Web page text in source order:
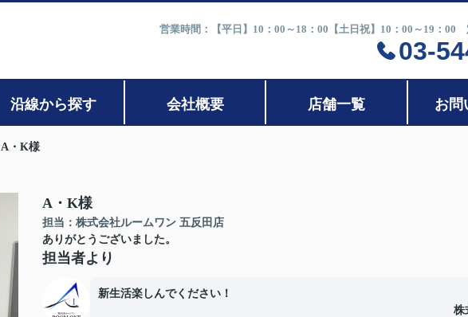
営業時間：【平日】10：00～18：00【土日祝】10：00～19：00
03-
沿線から探す 会社概要 店舗一覧 お問
A・K様
A・K様
担当：株式会社ルームワン 五反田店
ありがとうございました。
担当者より
新生活楽しんでください！
株